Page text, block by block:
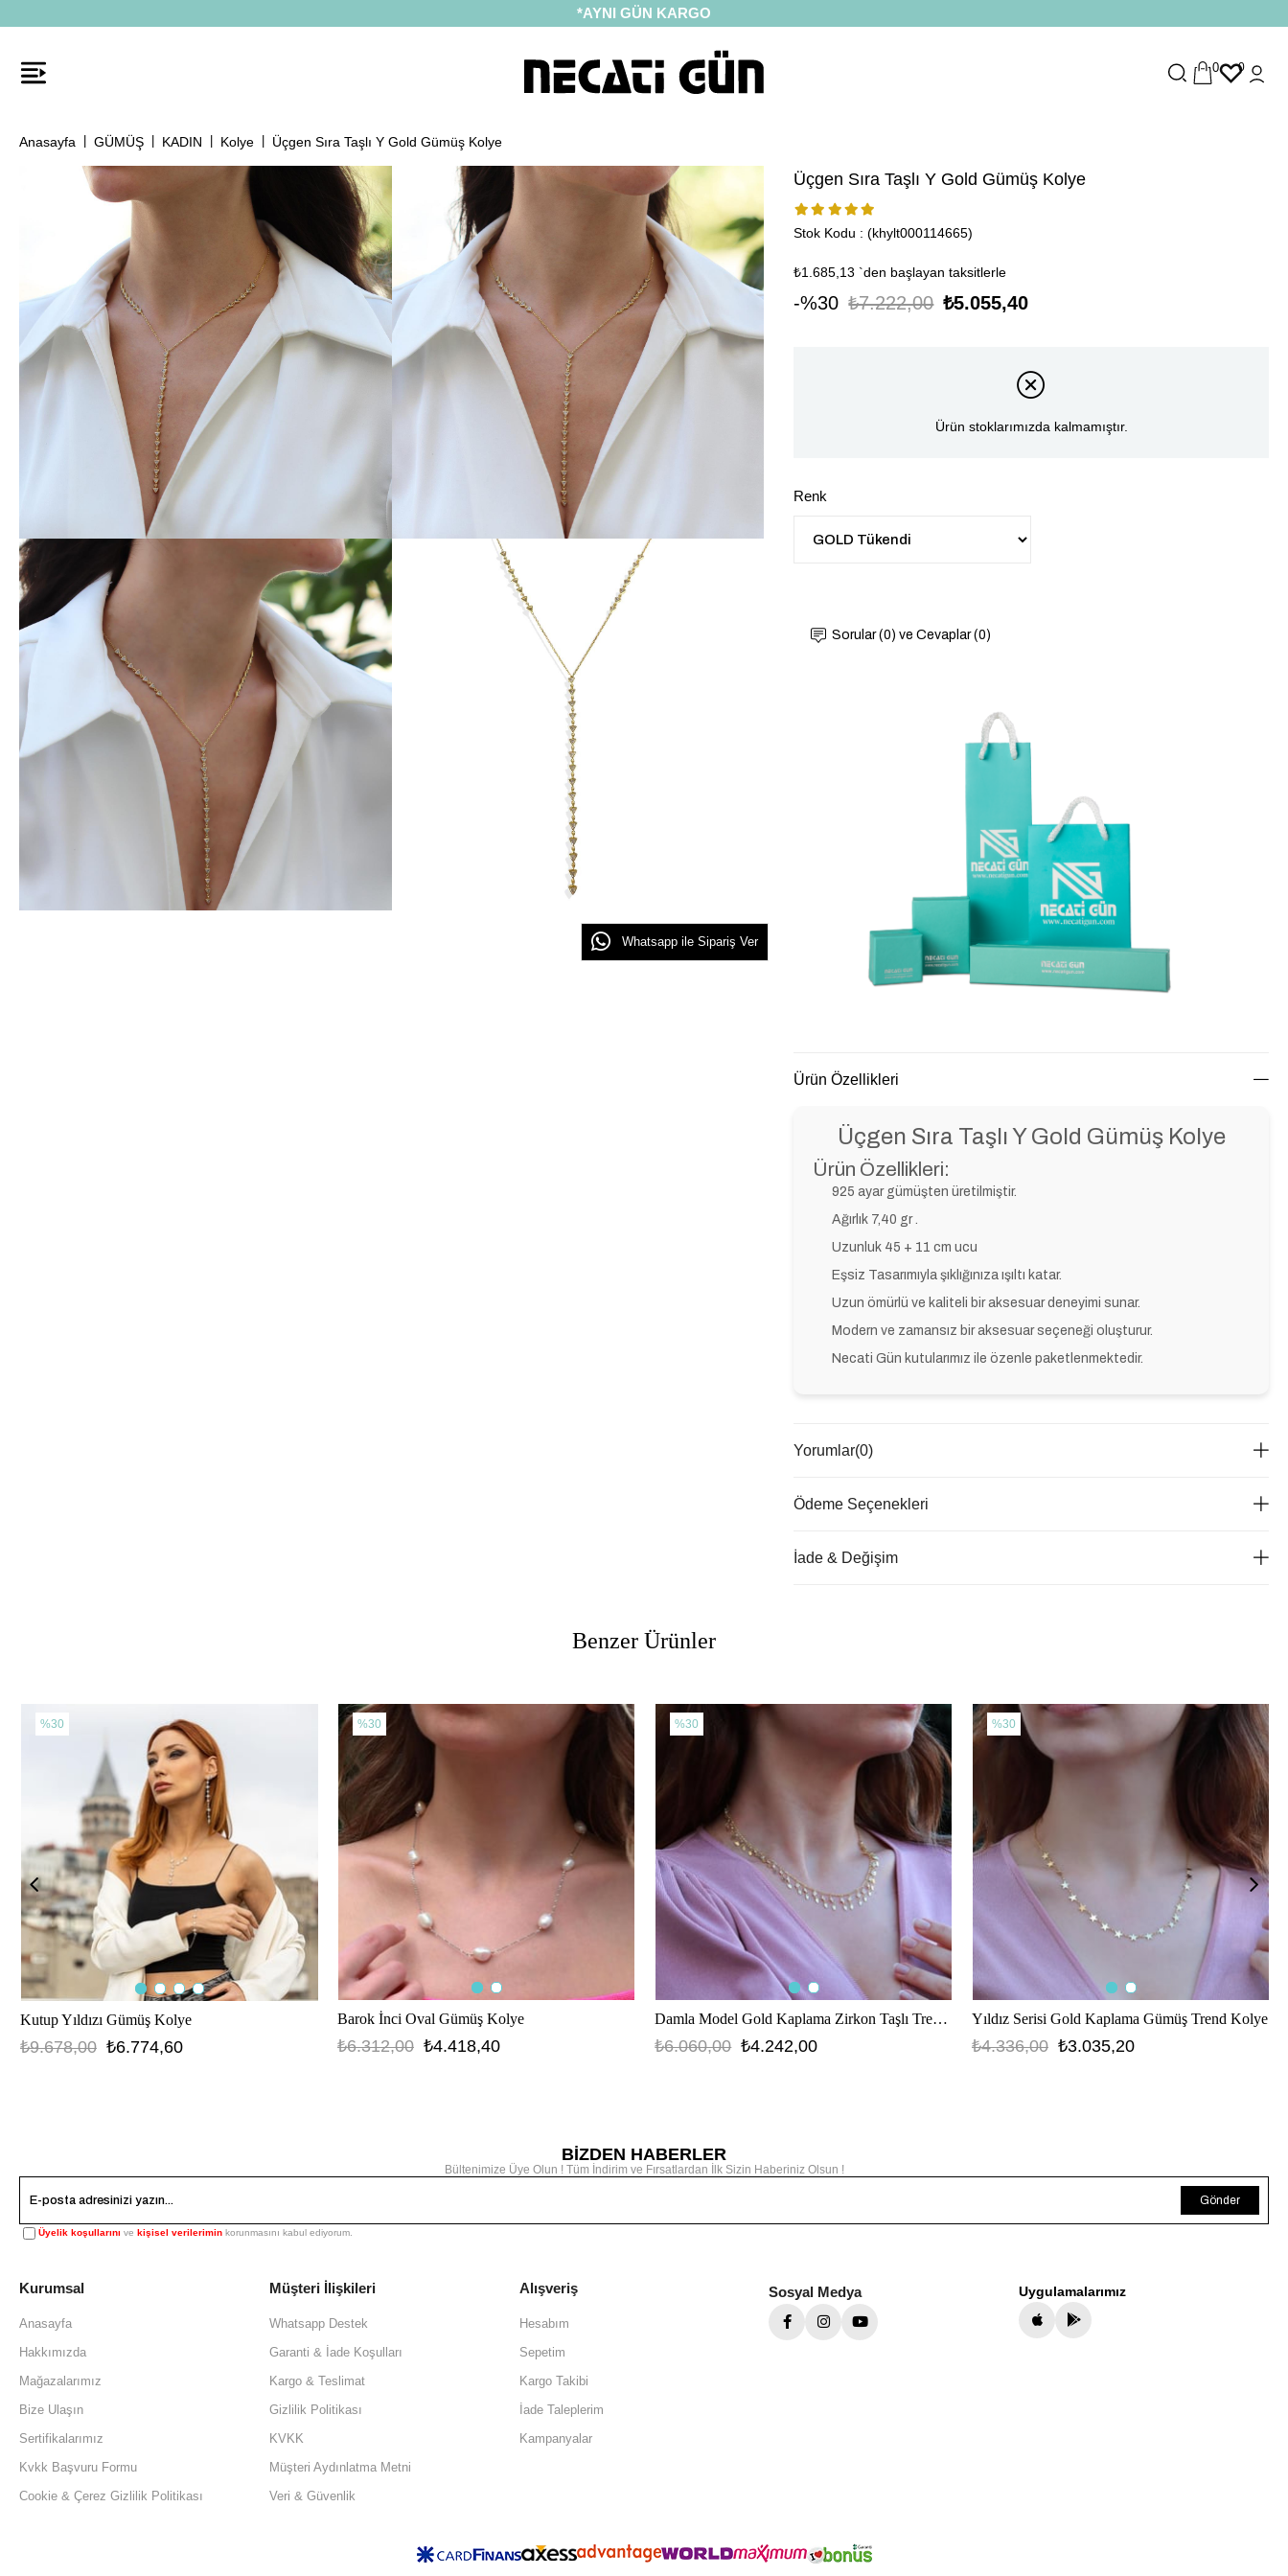
*HEDİYE PAKETİ & NOTU
0 0
Anasayfa GÜMÜŞ KADIN Kolye Üçgen Sıra Taşlı Y Gold Gümüş Kolye
Whatsapp ile Sipariş Ver
Üçgen Sıra Taşlı Y Gold Gümüş Kolye
Stok Kodu (khylt000114665)
₺1.685,13 `den başlayan taksitlerle
30 ₺7.222,00 ₺5.055,40
Ürün stoklarımızda kalmamıştır.
Renk
Sorular (0) ve Cevaplar (0)
Ürün Özellikleri
Üçgen Sıra Taşlı Y Gold Gümüş Kolye
Ürün Özellikleri:
925 ayar gümüşten üretilmiştir.
Ağırlık 7,40 gr .
Uzunluk 45 + 11 cm ucu
Eşsiz Tasarımıyla şıklığınıza ışıltı katar.
Uzun ömürlü ve kaliteli bir aksesuar deneyimi sunar.
Modern ve zamansız bir aksesuar seçeneği oluşturur.
Necati Gün kutularımız ile özenle paketlenmektedir.
Yorumlar(0)
Ödeme Seçenekleri
İade & Değişim
Benzer Ürünler
Kutup Yıldızı Gümüş Kolye
₺6.774,60
₺9.678,00
%30
Barok İnci Oval Gümüş Kolye
₺4.418,40
₺6.312,00
%30
Damla Model Gold Kaplama Zirkon Taşlı Trend Kolye
₺4.242,00
₺6.060,00
%30
Yıldız Serisi Gold Kaplama Gümüş Trend Kolye
₺3.035,20
₺4.336,00
%30
BİZDEN HABERLER
Bültenimize Üye Olun ! Tüm İndirim ve Fırsatlardan İlk Sizin Haberiniz Olsun !
Gönder
Üyelik koşullarını ve kişisel verilerimin korunmasını kabul ediyorum.
Kurumsal
Anasayfa
Hakkımızda
Mağazalarımız
Bize Ulaşın
Sertifikalarımız
Kvkk Başvuru Formu
Cookie & Çerez Gizlilik Politikası
Müşteri İlişkileri
Whatsapp Destek
Garanti & İade Koşulları
Kargo & Teslimat
Gizlilik Politikası
KVKK
Müşteri Aydınlatma Metni
Veri & Güvenlik
Alışveriş
Hesabım
Sepetim
Kargo Takibi
İade Taleplerim
Kampanyalar
Sosyal Medya Uygulamalarımız